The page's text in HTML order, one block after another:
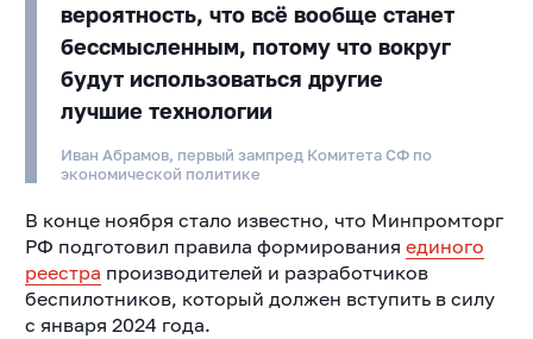
вероятность, что всё вообще станет
бессмысленным, потому что вокруг
будут использоваться другие
лучшие технологии
Иван Абрамов, первый зампред Комитета СФ по
экономической политике
В конце ноября стало известно, что Минпромторг
РФ подготовил правила формирования единого
реестра производителей и разработчиков
беспилотников, который должен вступить в силу
с января 2024 года.